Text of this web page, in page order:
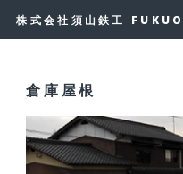
株式会社須山鉄工
倉庫屋根